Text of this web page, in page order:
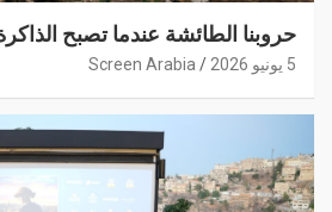
حروبنا الطائشة عندما تصبح
5 يونيو 2026 Screen Arabia